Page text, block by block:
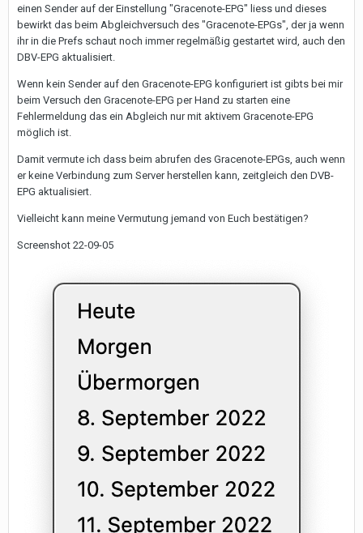
einen Sender auf der Einstellung "Gracenote-EPG" liess und dieses
bewirkt das beim Abgleichversuch des "Gracenote-EPGs", der ja wenn
ihr in die Prefs schaut noch immer regelmäßig gestartet wird, auch den
DBV-EPG aktualisiert.
Wenn kein Sender auf den Gracenote-EPG konfiguriert ist gibts bei mir
beim Versuch den Gracenote-EPG per Hand zu starten eine
Fehlermeldung das ein Abgleich nur mit aktivem Gracenote-EPG
möglich ist.
Damit vermute ich dass beim abrufen des Gracenote-EPGs, auch wenn
er keine Verbindung zum Server herstellen kann, zeitgleich den DVB-
EPG aktualisiert.
Vielleicht kann meine Vermutung jemand von Euch bestätigen?
Screenshot 22-09-05